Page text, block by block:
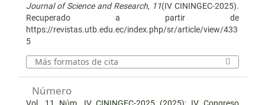
Journal of Science and Research, 11(IV CININGEC-2025).
Recuperado a partir de
https://revistas.utb.edu.ec/index.php/sr/article/view/433
5
Más formatos de cita
Número